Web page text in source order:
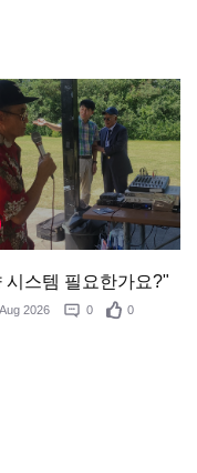
시스템 필요한가요?"
2026 0
0